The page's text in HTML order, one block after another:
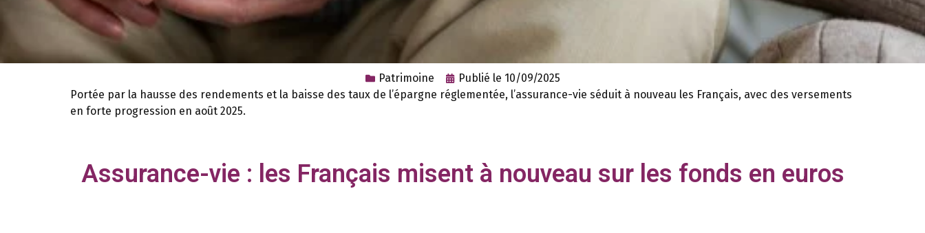
Patrimoine Publié le 10/09/2025
Portée par la hausse des rendements et la baisse des taux de l’épargne réglementée, l’assurance-vie séduit à nouveau les Français, avec des versements
en forte progression en août 2025.
Assurance-vie : les Français misent à nouveau sur les fonds en euros